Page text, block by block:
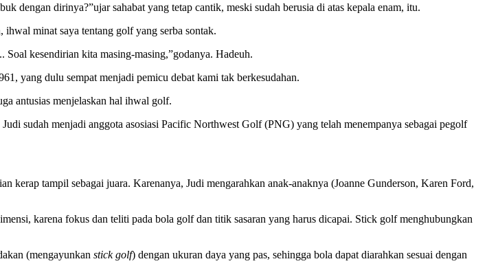
dengan dirinya?”ujar sahabat yang tetap cantik, meski sudah berusia di atas kepala enam, itu.
ihwal minat saya tentang golf yang serba sontak.
kesendirian kita masing-masing,”godanya. Hadeuh.
yang dulu sempat menjadi pemicu debat kami tak berkesudahan.
antusias menjelaskan hal ihwal golf.
sudah menjadi anggota asosiasi Pacific Northwest Golf (PNG) yang telah menempanya sebagai pegolf
tampil sebagai juara. Karenanya, Judi mengarahkan anak-anaknya (Joanne Gunderson, Karen Ford,
karena fokus dan teliti pada bola golf dan titik sasaran yang harus dicapai. Stick golf menghubungkan
(mengayunkan stick golf) dengan ukuran daya yang pas, sehingga bola dapat diarahkan sesuai dengan